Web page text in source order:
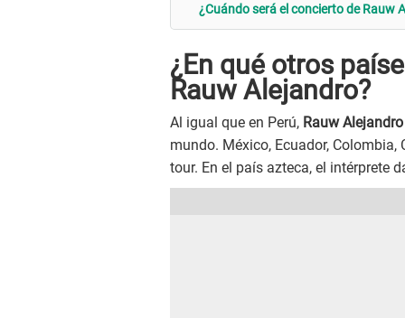
¿Cuándo será el concierto de Rauw
¿En qué otros
Rauw Alejandro?
Al igual que en Perú, Rauw
mundo. México, Ecuador,
tour. En el país azteca, el intérprete